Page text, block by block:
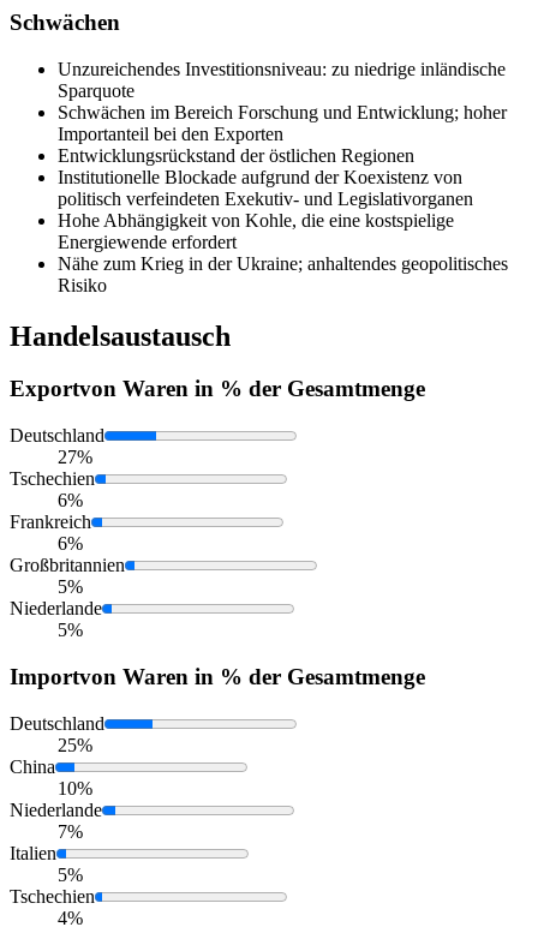
Schwächen
Unzureichendes Investitionsniveau: zu niedrige inländische
Sparquote
Schwächen im Bereich Forschung und Entwicklung; hoher
Importanteil bei den Exporten
Entwicklungsrückstand der östlichen Regionen
Institutionelle Blockade aufgrund der Koexistenz von
politisch verfeindeten Exekutiv- und Legislativorganen
Hohe Abhängigkeit von Kohle, die eine kostspielige
Energiewende erfordert
Nähe zum Krieg in der Ukraine; anhaltendes geopolitisches
Risiko
Handelsaustausch
Exportvon Waren in % der Gesamtmenge
Deutschland
27%
Tschechien
6%
Frankreich
6%
Großbritannien
5%
Niederlande
5%
Importvon Waren in % der Gesamtmenge
Deutschland
25%
China
10%
Niederlande
7%
Italien
5%
Tschechien
4%